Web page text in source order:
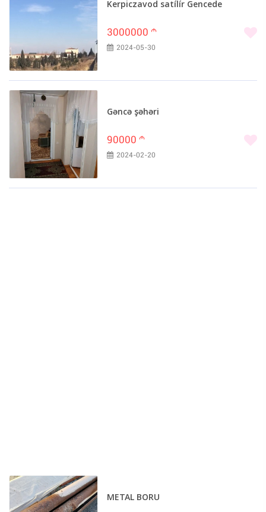
Kerpiczavod satílír Gencede
3000000 m
2024-05-30
Gəncə şəhəri
90000 m
2024-02-20
METAL BORU